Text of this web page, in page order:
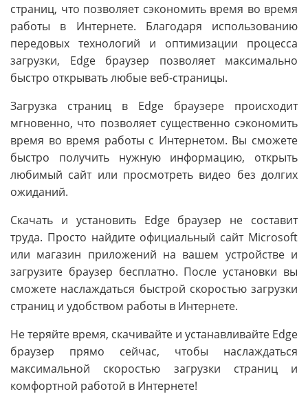
страниц, что позволяет сэкономить время во время
работы в Интернете. Благодаря использованию
передовых технологий и оптимизации процесса
загрузки, Edge браузер позволяет максимально
быстро открывать любые веб-страницы.
Загрузка страниц в Edge браузере происходит
мгновенно, что позволяет существенно сэкономить
время во время работы с Интернетом. Вы сможете
быстро получить нужную информацию, открыть
любимый сайт или просмотреть видео без долгих
ожиданий.
Скачать и установить Edge браузер не составит
труда. Просто найдите официальный сайт Microsoft
или магазин приложений на вашем устройстве и
загрузите браузер бесплатно. После установки вы
сможете наслаждаться быстрой скоростью загрузки
страниц и удобством работы в Интернете.
Не теряйте время, скачивайте и устанавливайте Edge
браузер прямо сейчас, чтобы наслаждаться
максимальной скоростью загрузки страниц и
комфортной работой в Интернете!